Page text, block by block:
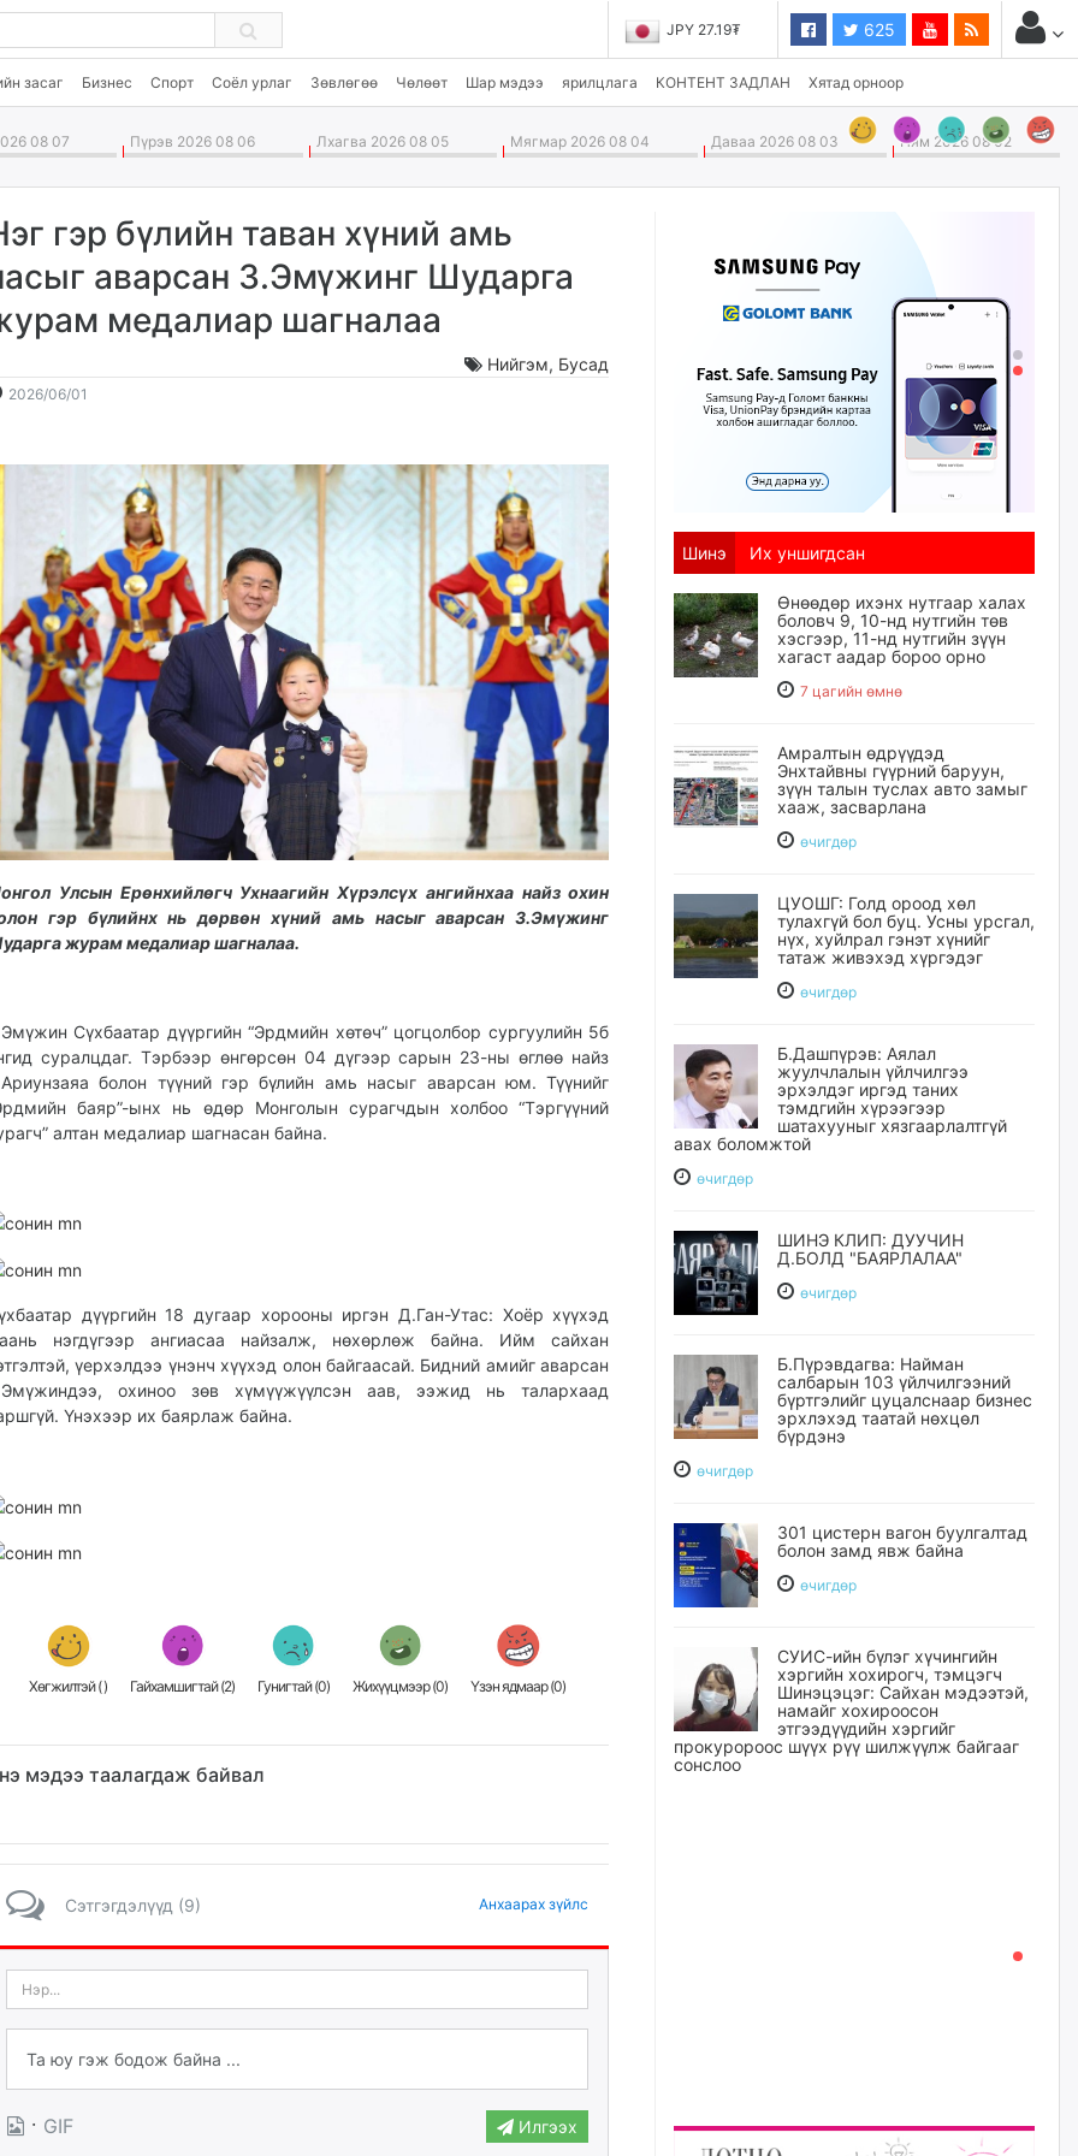
JPY 27.19₮ 625
засаг Бизнес Спорт Соёл урлаг Зөвлөгөө Чөлөөт Шар мэдээ ярилцлага КОНТЕНТ ЗАДЛАН Хятад орноор
08 07 Пүрэв 2026 08 06 Лхагва 2026 08 05 Мягмар 2026 08 04 Даваа 2026 08 03 Ням 2026 08 02
гэр бүлийн таван хүний амь
аварсан З.Эмүжинг Шударга
медалиар шагналаа
Нийгэм, Бусад
2026/06/01
19:18:20
19:12:00
Улсын Ерөнхийлөгч Ухнаагийн Хүрэлсүх ангийнхаа найз охин
гэр бүлийнх нь дөрвөн хүний амь насыг аварсан З.Эмүжинг
журам медалиар шагналаа.
Сүхбаатар дүүргийн “Эрдмийн хөтөч” цогцолбор сургуулийн 5б
суралцдаг. Тэрбээр өнгөрсөн 04 дүгээр сарын 23-ны өглөө найз
болон түүний гэр бүлийн амь насыг аварсан юм. Түүнийг
баяр”-ынх нь өдөр Монголын сурагчдын холбоо “Тэргүүний
алтан медалиар шагнасан байна.
дүүргийн 18 дугаар хорооны иргэн Д.Ган-Утас: Хоёр хүүхэд
нэгдүгээр ангиасаа найзалж, нөхөрлөж байна. Ийм сайхан
үерхэлдээ үнэнч хүүхэд олон байгаасай. Бидний амийг аварсан
охиноо зөв хүмүүжүүлсэн аав, ээжид нь талархаад
Үнэхээр их баярлаж байна.
Хөгжилтэй () Гайхамшигтай (2) Гунигтай (0) Жихүүцмээр (0) Үзэн ядмаар (0)
мэдээ таалагдаж байвал
Сэтгэгдэлүүд (9) Анхаарах зүйлс
· GIF Илгээх
Шинэ Их уншигдсан
Өнөөдөр ихэнх нутгаар халах
боловч 9, 10-нд нутгийн төв
хэсгээр, 11-нд нутгийн зүүн
хагаст аадар бороо орно
7 цагийн өмнө
Амралтын өдрүүдэд
Энхтайвны гүүрний баруун,
зүүн талын туслах авто замыг
хааж, засварлана
өчигдѳр
ЦУОШГ: Голд ороод хөл
тулахгүй бол буц. Усны урсгал,
нүх, хуйлрал гэнэт хүнийг
татаж живэхэд хүргэдэг
өчигдѳр
Б.Дашпүрэв: Аялал
жуулчлалын үйлчилгээ
эрхэлдэг иргэд таних
тэмдгийн хүрээгээр
шатахууныг хязгаарлалтгүй
авах боломжтой
өчигдѳр
ШИНЭ КЛИП: ДУУЧИН
Д.БОЛД "БАЯРЛАЛАА"
өчигдѳр
Б.Пүрэвдагва: Найман
салбарын 103 үйлчилгээний
бүртгэлийг цуцалснаар бизнес
эрхлэхэд таатай нөхцөл
бүрдэнэ
өчигдѳр
301 цистерн вагон буулгалтад
болон замд явж байна
өчигдѳр
СУИС-ийн бүлэг хүчингийн
хэргийн хохирогч, тэмцэгч
Шинэцэцэг: Сайхан мэдээтэй,
намайг хохироосон
этгээдүүдийн хэргийг
прокуророос шүүх рүү шилжүүлж байгааг
сонслоо